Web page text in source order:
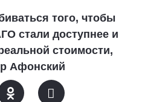
того, чтобы
стали доступнее и
стоимости,
Афонский